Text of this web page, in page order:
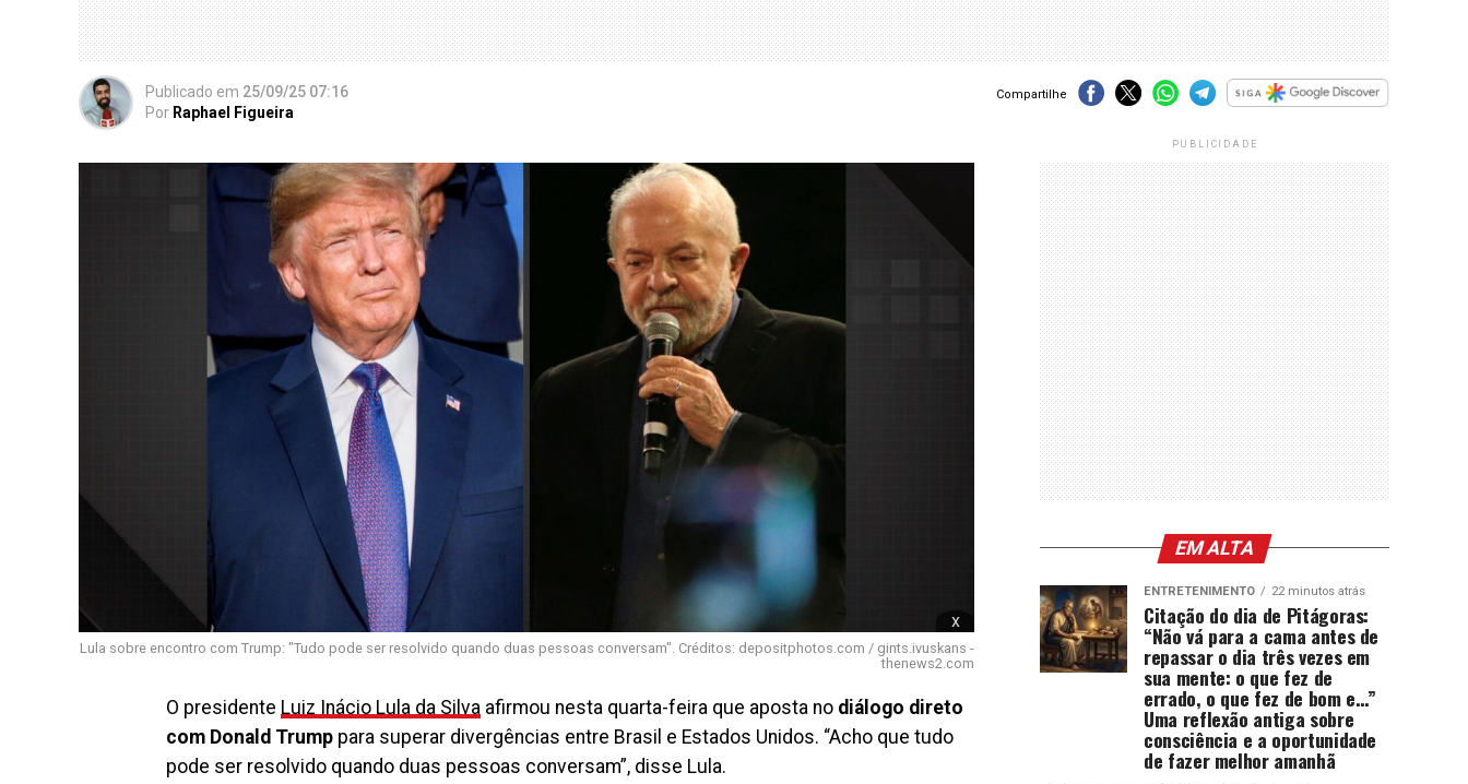
Publicado em 25/09/25 07:16
Por Raphael Figueira
Compartilhe
x
Lula sobre encontro com Trump: "Tudo pode ser resolvido quando duas pessoas conversam". Créditos: depositphotos.com / gints.ivuskans -
thenews2.com
O presidente Luiz Inácio Lula da Silva afirmou nesta quarta-feira que aposta no diálogo direto
com Donald Trump para superar divergências entre Brasil e Estados Unidos. “Acho que tudo
pode ser resolvido quando duas pessoas conversam”, disse Lula.
PUBLICIDADE
EM ALTA
ENTRETENIMENTO 22 minutos atrás
Citação do dia de Pitágoras:
“Não vá para a cama antes de
repassar o dia três vezes em
sua mente: o que fez de
errado, o que fez de bom e…”
Uma reflexão antiga sobre
consciência e a oportunidade
de fazer melhor amanhã